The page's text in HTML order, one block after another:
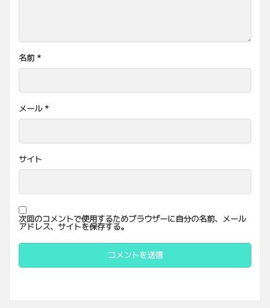
名前*
メール*
サイト
次回のコメントで使用するためブラウザーに自分の名前、メール
アドレス、サイトを保存する。